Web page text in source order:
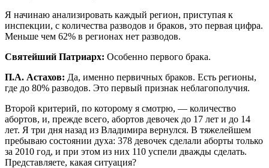
Я начинаю анализировать каждый регион, приступая к
инспекции, с количества разводов и браков, это первая цифра.
Меньше чем 62% в регионах нет разводов.
Святейший Патриарх: Особенно первого брака.
П.А. Астахов: Да, именно первичных браков. Есть регионы,
где до 80% разводов. Это первый признак неблагополучия.
Второй критерий, по которому я смотрю, — количество
абортов, и, прежде всего, абортов девочек до 17 лет и до 14
лет. Я три дня назад из Владимира вернулся. В тяжелейшем
пребываю состоянии духа: 378 девочек сделали аборты только
за 2010 год, и при этом из них 110 успели дважды сделать.
Представляете, какая ситуация?